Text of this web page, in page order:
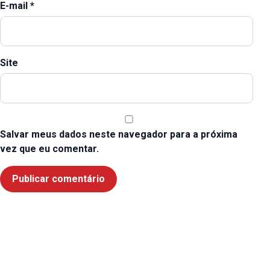
E-mail *
Site
Salvar meus dados neste navegador para a próxima
vez que eu comentar.